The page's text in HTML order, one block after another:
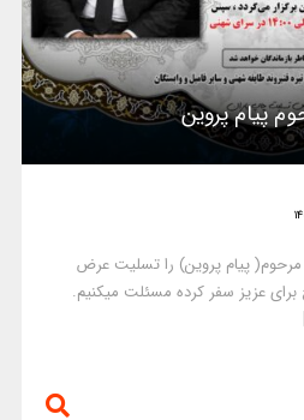
پیام پروین
پیام پروین) را تسلیت عرض
عزیز سفر کرده مسئلت میکنیم.